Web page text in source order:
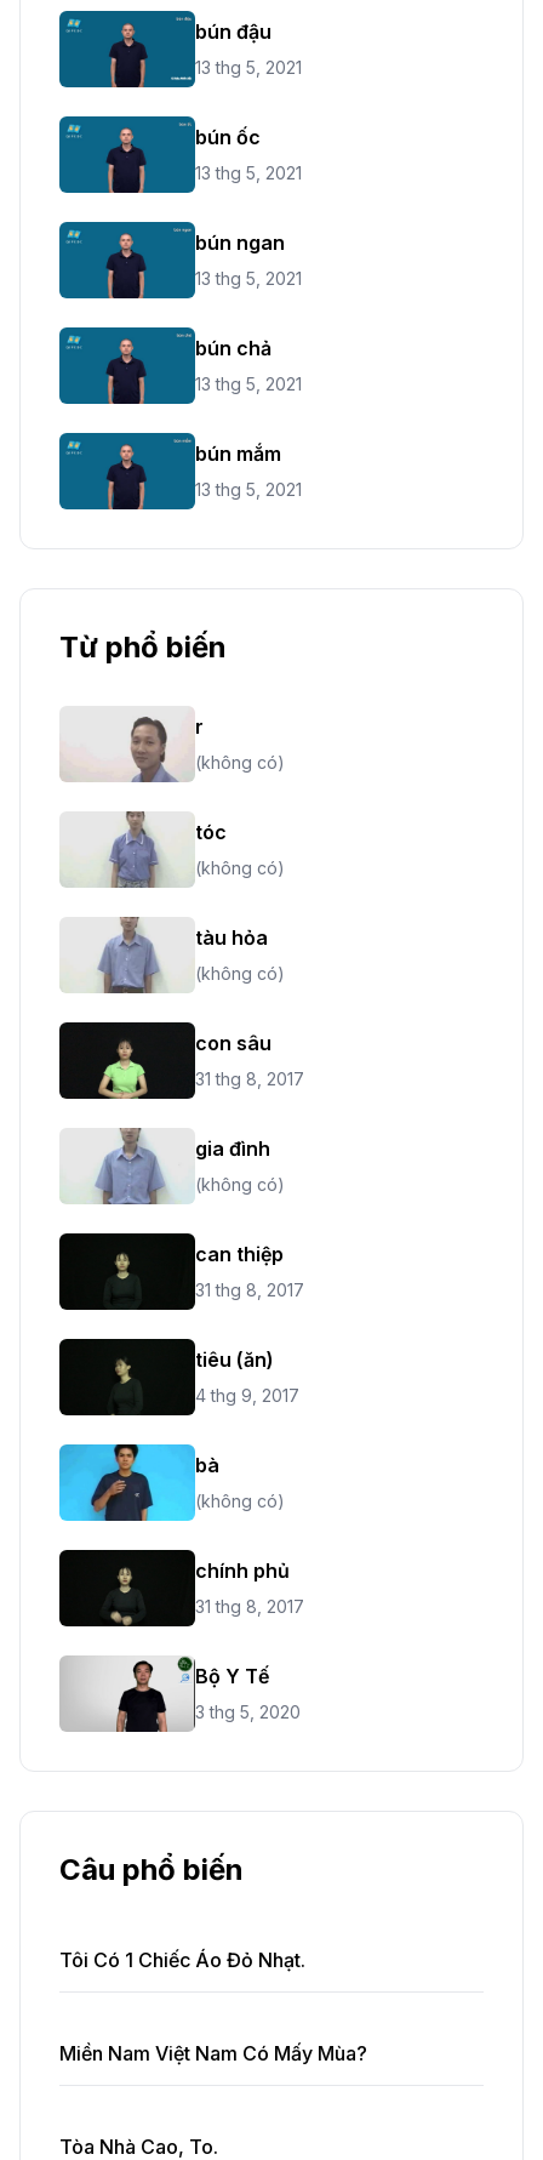
bún đậu
13 thg 5, 2021
bún ốc
13 thg 5, 2021
bún ngan
13 thg 5, 2021
bún chả
13 thg 5, 2021
bún mắm
13 thg 5, 2021
Từ phổ biến
r
(không có)
tóc
(không có)
tàu hỏa
(không có)
con sâu
31 thg 8, 2017
gia đình
(không có)
can thiệp
31 thg 8, 2017
tiêu (ăn)
4 thg 9, 2017
bà
(không có)
chính phủ
31 thg 8, 2017
Bộ Y Tế
3 thg 5, 2020
Câu phổ biến
Tôi Có 1 Chiếc Áo Đỏ Nhạt.
Miền Nam Việt Nam Có Mấy Mùa?
Tòa Nhà Cao, To.